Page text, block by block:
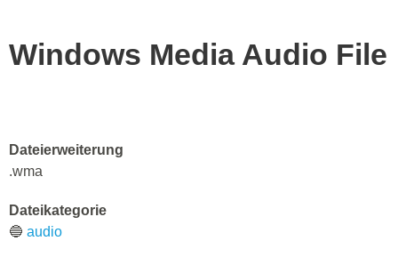
Windows Media Audio File
Dateierweiterung
.wma
Dateikategorie
🔵 audio